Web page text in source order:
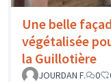
Une belle
végétalisée
la Guillotière
JOURDAN F. 0